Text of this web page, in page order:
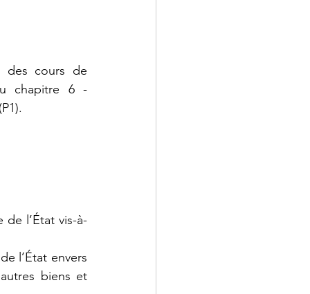
des cours de
chapitre 6 -
l’État vis-à-
l’État envers
biens et